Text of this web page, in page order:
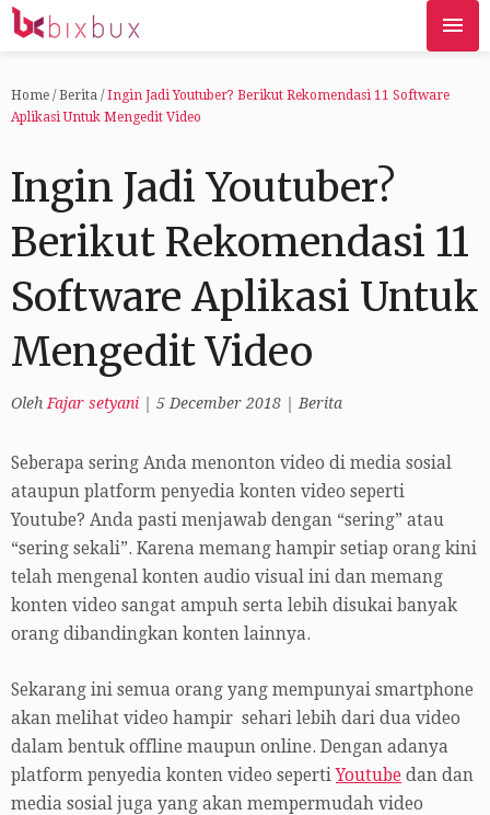
Home / Berita / Ingin Jadi Youtuber? Berikut Rekomendasi 11 Software
Aplikasi Untuk Mengedit Video
Ingin Jadi Youtuber?
Berikut Rekomendasi 11
Software Aplikasi Untuk
Mengedit Video
Oleh Fajar setyani 5 December 2018 Berita
Seberapa sering Anda menonton video di media sosial
ataupun platform penyedia konten video seperti
Youtube? Anda pasti menjawab dengan “sering” atau
“sering sekali”. Karena memang hampir setiap orang kini
telah mengenal konten audio visual ini dan memang
konten video sangat ampuh serta lebih disukai banyak
orang dibandingkan konten lainnya.
Sekarang ini semua orang yang mempunyai smartphone
akan melihat video hampir sehari lebih dari dua video
dalam bentuk offline maupun online. Dengan adanya
platform penyedia konten video sepertiYoutube dan dan
media sosial juga yang akan mempermudah video